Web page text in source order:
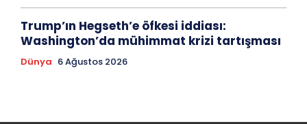
Trump’ın Hegseth’e öfkesi iddiası:
Washington’da mühimmat krizi tartışması
Dünya 6 Ağustos 2026